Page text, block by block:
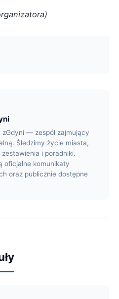
zGdyni — zespół zajmujący
Śledzimy życie miasta,
i poradniki.
oficjalne komunikaty
oraz publicznie dostępne